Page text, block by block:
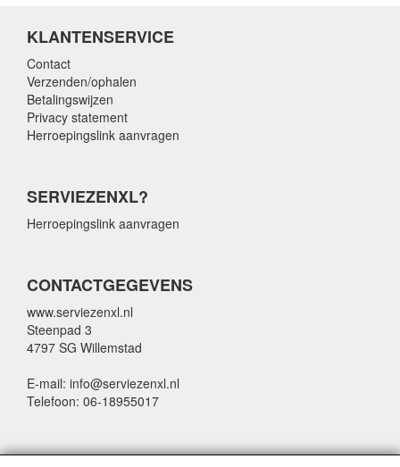
KLANTENSERVICE
Contact
Verzenden/ophalen
Betalingswijzen
Privacy statement
Herroepingslink aanvragen
SERVIEZENXL?
Herroepingslink aanvragen
CONTACTGEGEVENS
www.serviezenxl.nl
Steenpad 3
4797 SG Willemstad
E-mail: info@serviezenxl.nl
Telefoon: 06-18955017